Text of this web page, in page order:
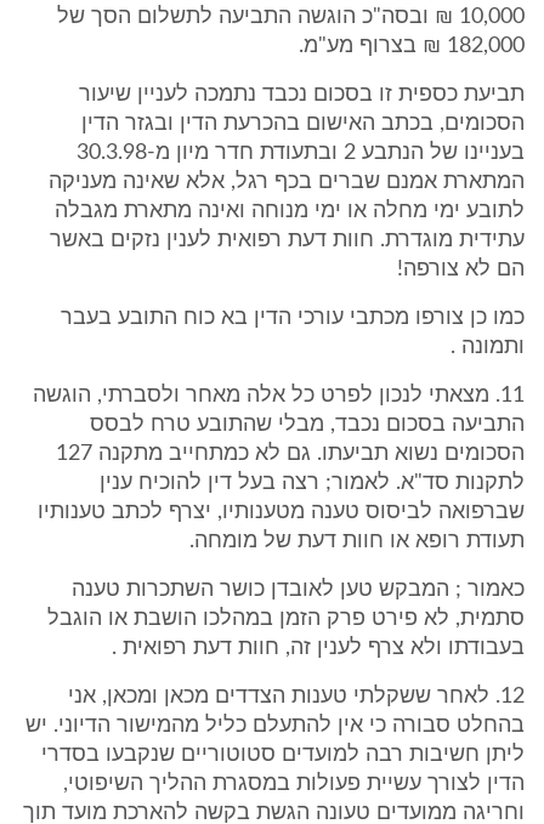
10,000 ₪ ובסה"כ הוגשה התביעה לתשלום הסך של
182,000 ₪ בצרוף מע"מ.
תביעת כספית זו בסכום נכבד נתמכה לעניין שיעור
הסכומים, בכתב האישום בהכרעת הדין ובגזר הדין
בעניינו של הנתבע 2 ובתעודת חדר מיון מ-30.3.98
המתארת אמנם שברים בכף רגל, אלא שאינה מעניקה
לתובע ימי מחלה או ימי מנוחה ואינה מתארת מגבלה
עתידית מוגדרת. חוות דעת רפואית לענין נזקים באשר
הם לא צורפה!
כמו כן צורפו מכתבי עורכי הדין בא כוח התובע בעבר
ותמונה .
11. מצאתי לנכון לפרט כל אלה מאחר ולסברתי, הוגשה
התביעה בסכום נכבד, מבלי שהתובע טרח לבסס
הסכומים נשוא תביעתו. גם לא כמתחייב מתקנה 127
לתקנות סד"א. לאמור; רצה בעל דין להוכיח ענין
שברפואה לביסוס טענה מטענותיו, יצרף לכתב טענותיו
תעודת רופא או חוות דעת של מומחה.
כאמור ; המבקש טען לאובדן כושר השתכרות טענה
סתמית, לא פירט פרק הזמן במהלכו הושבת או הוגבל
בעבודתו ולא צרף לענין זה, חוות דעת רפואית .
12. לאחר ששקלתי טענות הצדדים מכאן ומכאן, אני
בהחלט סבורה כי אין להתעלם כליל מהמישור הדיוני. יש
ליתן חשיבות רבה למועדים סטוטוריים שנקבעו בסדרי
הדין לצורך עשיית פעולות במסגרת ההליך השיפוטי,
וחריגה ממועדים טעונה הגשת בקשה להארכת מועד תוך